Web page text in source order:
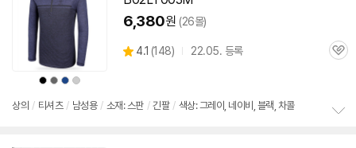
상
품
색
상
상
품
색
상
상
품
상
상
품
색
상
6,380원 (26몰)
별
4.1 (상
뷰
148) 22.05. 등록
관
상의 / 티셔츠 / 남성용 / 소재: 스판 / 긴팔 / 색상: 그레이, 네이비, 블랙, 차콜